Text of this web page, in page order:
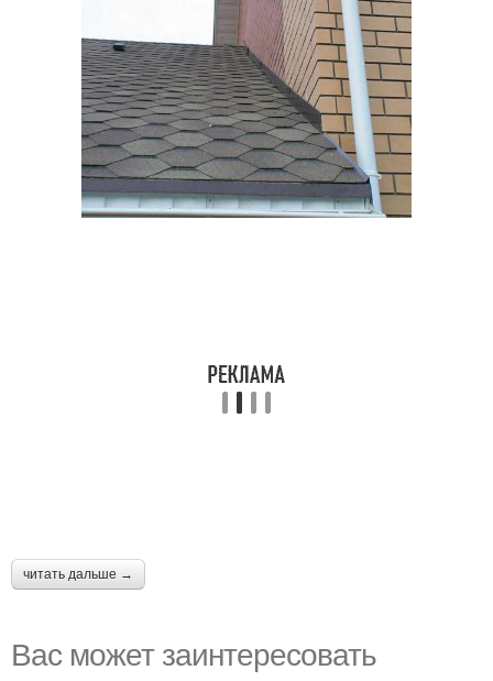
читать дальше →
Вас может заинтересовать